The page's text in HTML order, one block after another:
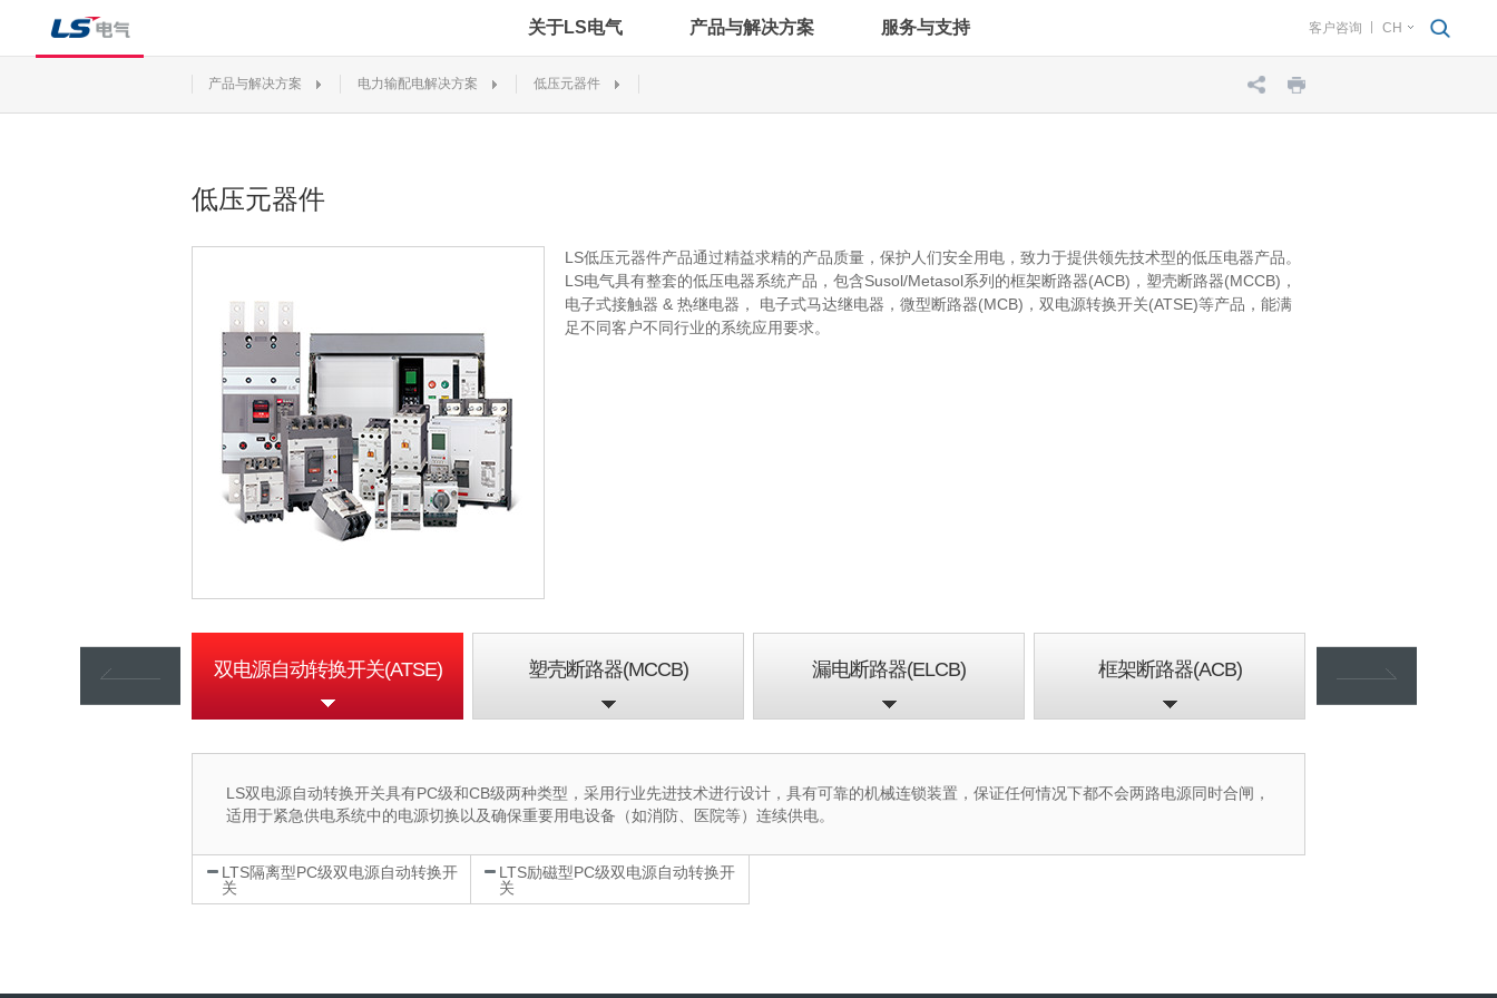
关于LS电气 产品与解决方案 服务与支持 客户咨询 CH
产品与解决方案 电力输配电解决方案 低压元器件
低压元器件
LS低压元器件产品通过精益求精的产品质量，保护人们安全用电，致力于提供领先技术型的低压电器产品。
LS电气具有整套的低压电器系统产品，包含Susol/Metasol系列的框架断路器(ACB)，塑壳断路器(MCCB)，
电子式接触器 & 热继电器， 电子式马达继电器，微型断路器(MCB)，双电源转换开关(ATSE)等产品，能满
足不同客户不同行业的系统应用要求。
电设备(MCB) 双电源自动转换开关(ATSE) 塑壳断路器(MCCB) 漏电断路器(ELCB) 框架断路器(ACB)
LS双电源自动转换开关具有PC级和CB级两种类型，采用行业先进技术进行设计，具有可靠的机械连锁装置，保证任何情况下都不会两路电源同时合闸，
适用于紧急供电系统中的电源切换以及确保重要用电设备（如消防、医院等）连续供电。
LTS隔离型PC级双电源自动转换开
关
LTS励磁型PC级双电源自动转换开
关